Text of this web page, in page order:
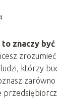
to znaczy
którzy
zarówno